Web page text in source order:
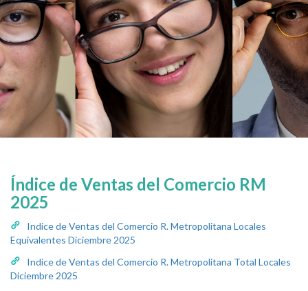
Índice de Ventas del Comercio RM
2025
Indice de Ventas del Comercio R. Metropolitana Locales
Equivalentes Diciembre 2025
Indice de Ventas del Comercio R. Metropolitana Total Locales
Diciembre 2025